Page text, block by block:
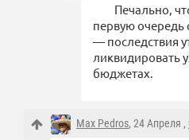
Печально,
первую очередь
— последствия
ликвидировать
бюджетах.
Max Pedros, 24 Апреля ,